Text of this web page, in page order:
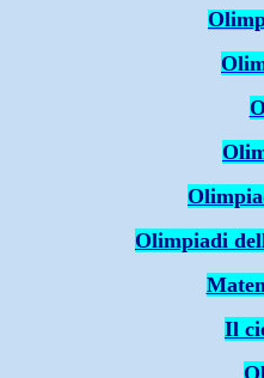
Olimpiadi
Il